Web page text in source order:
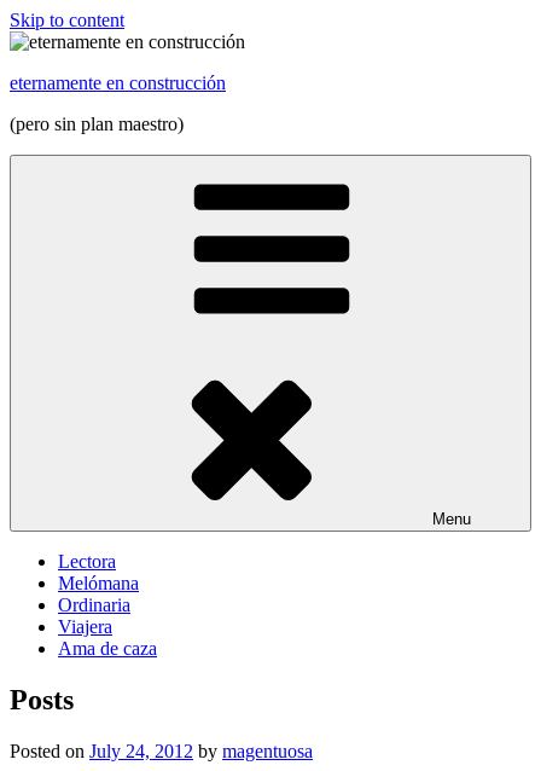
Skip to content
eternamente en construcción
(pero sin plan maestro)
Menu
Lectora
Melómana
Ordinaria
Viajera
Ama de caza
Posts
Posted on July 24, 2012 by magentuosa